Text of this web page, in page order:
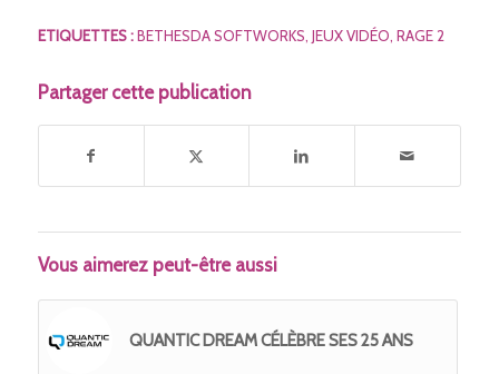
ETIQUETTES : BETHESDA SOFTWORKS, JEUX VIDÉO, RAGE 2
Partager cette publication
Vous aimerez peut-être aussi
QUANTIC DREAM CÉLÈBRE SES 25 ANS